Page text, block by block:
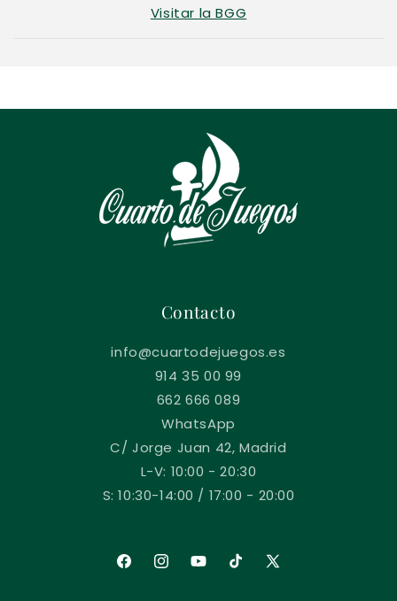
Visitar la BGG
Contacto
info@cuartodejuegos.es
914 35 00 99
662 666 089
WhatsApp
C/ Jorge Juan 42, Madrid
L-V: 10:00 - 20:30
S: 10:30-14:00 / 17:00 - 20:00
FacebookInstagramYouTubeTikTokX